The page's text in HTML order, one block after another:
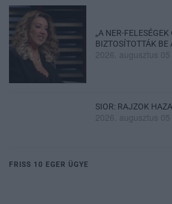
„A NER-FELESÉGEK
BIZTOSÍTOTTÁK BE
2026. augusztus 05
SIOR: RAJZOK
2026. augusztus 05
FRISS 10 EGER ÜGYE